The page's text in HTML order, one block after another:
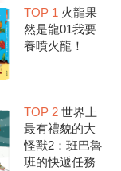
TOP 1 火龍果
然是龍01我要
養噴火龍！
TOP 2世界上
最有禮貌的大
怪獸2：班巴魯
班的快遞任務